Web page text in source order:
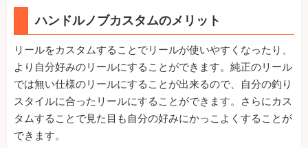
ハンドルノブカスタムのメリット
リールをカスタムすることでリールが使いやすくなったり、
より自分好みのリールにすることができます。純正のリール
では無い仕様のリールにすることが出来るので、自分の釣り
スタイルに合ったリールにすることができます。さらにカス
タムすることで見た目も自分の好みにかっこよくすることが
できます。